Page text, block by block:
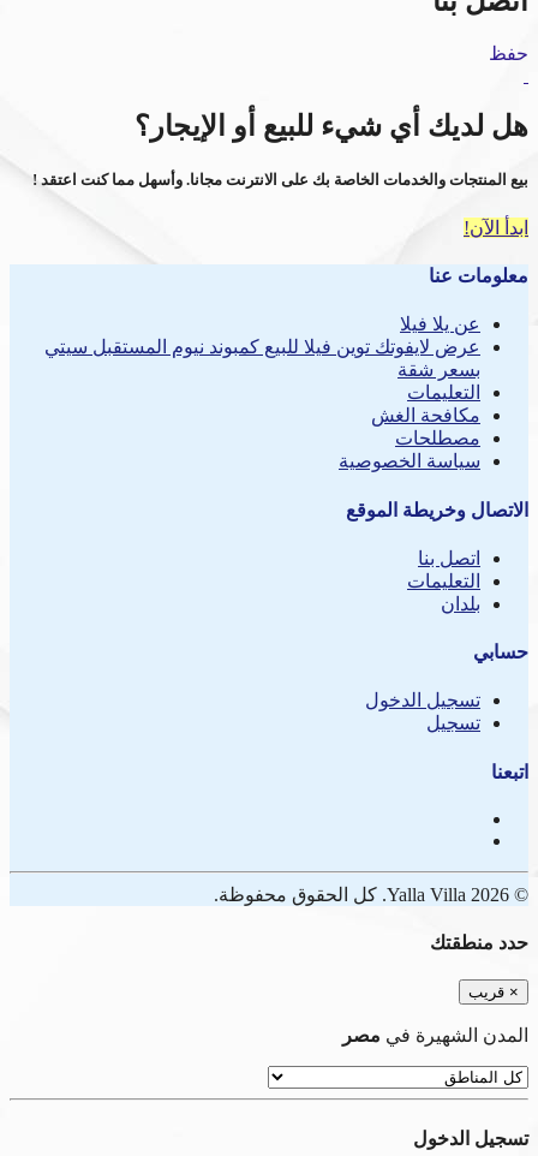
حفظ
هل لديك أي شيء للبيع أو الإيجار؟
بيع المنتجات والخدمات الخاصة بك على الانترنت مجانا. وأسهل مما كنت اعتقد !
ابدأ الآن!
معلومات عنا
عن يلا فيلا
عرض لايفوتك توين فيلا للبيع كمبوند نيوم المستقبل سيتي
بسعر شقة
التعليمات
مكافحة الغش
مصطلحات
سياسة الخصوصية
الاتصال وخريطة الموقع
اتصل بنا
التعليمات
بلدان
حسابي
تسجيل الدخول
تسجيل
اتبعنا
© 2026 Yalla Villa. كل الحقوق محفوظة.
حدد منطقتك
× قريب
المدن الشهيرة في مصر
تسجيل الدخول